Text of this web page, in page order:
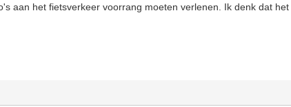
aan het fietsverkeer voorrang moeten verlenen. Ik denk dat het